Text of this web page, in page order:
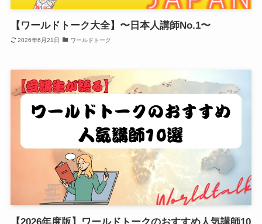
【ワールドトーク大全】〜日本人講師No.1〜
2026年6月21日 ワールドトーク